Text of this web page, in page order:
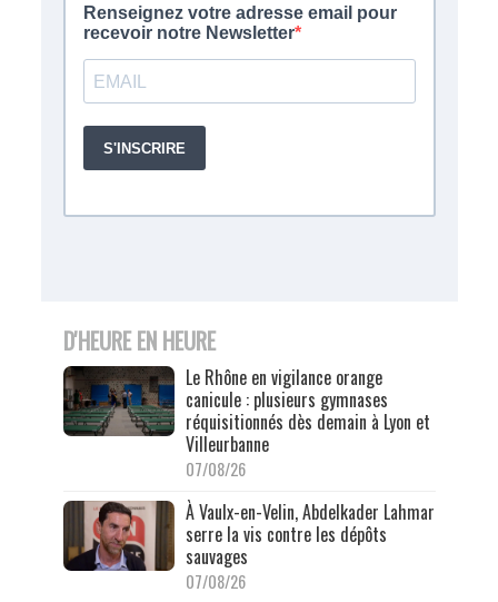
D'HEURE EN HEURE
Le Rhône en vigilance orange
canicule : plusieurs gymnases
réquisitionnés dès demain à Lyon et
Villeurbanne
07/08/26
À Vaulx-en-Velin, Abdelkader Lahmar
serre la vis contre les dépôts
sauvages
07/08/26